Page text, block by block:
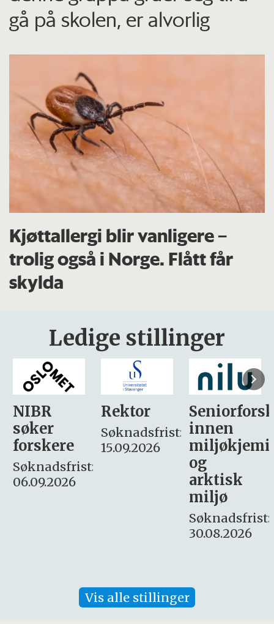
gå på skolen, er alvorlig
Kjøttallergi blir vanligere –
trolig også i Norge. Flått får
skylda
Ledige stillinger
Rektor
Søknadsfrist:
15.09.2026
Seniorforsker
innen
miljøkjemi
søker
– fast
Søknadsfrist:
16. august.
Vis alle stillinger